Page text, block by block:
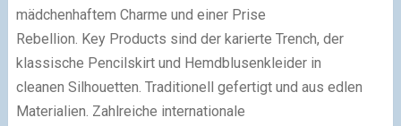
mädchenhaftem Charme und einer Prise
Rebellion. Key Products sind der karierte Trench, der
klassische Pencilskirt und Hemdblusenkleider in
cleanen Silhouetten. Traditionell gefertigt und aus edlen
Materialien. Zahlreiche internationale